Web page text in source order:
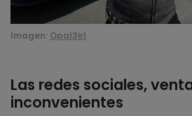
Imagen: Opal3irl
Las redes sociales,
inconvenientes